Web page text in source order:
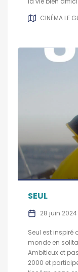
CINÉMA LE
SEUL
28 juin 2024
Seul est inspiré
monde en
Ambitieux et
2000 et